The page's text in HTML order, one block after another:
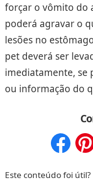
forçar o vômito do
poderá agravar o
lesões no
pet deverá ser
imediatamente, se
ou informação do
Este conteúdo foi útil?